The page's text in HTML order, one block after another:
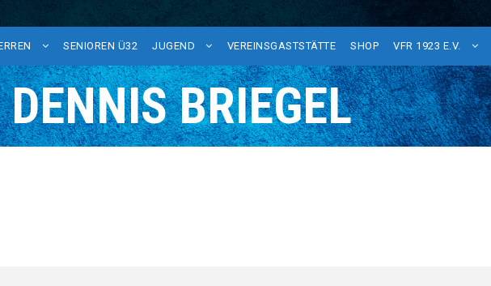
SENIOREN Ü32 JUGEND VEREINSGASTSTÄTTE SHOP VFR 1923 E.V.
DENNIS BRIEGEL